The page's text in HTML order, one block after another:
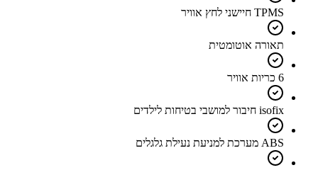
TPMS חיישני לחץ אוויר
תאורה אוטומטית
6 כריות אוויר
isofix חיבור למושבי בטיחות לילדים
ABS מערכת למניעת נעילת גלגלים